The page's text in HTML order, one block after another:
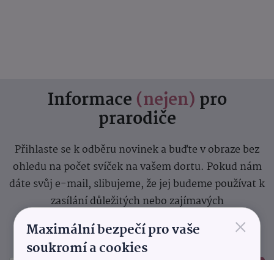
Informace (nejen) pro
prarodiče
Přihlaste se k odběru novinek a buďte v obraze bez
ohledu na počet svíček na vašem dortu. Pokud nám
dáte svůj e-mail, slibujeme, že jej budeme používat k
zasílání důležitých nebo zajímavých
Prosíme, zkontrolujte si svoji emailovou
schránku, kam jsme poslali potvrzovací e-mail.
×
Maximální bezpečí pro vaše
soukromí a cookies